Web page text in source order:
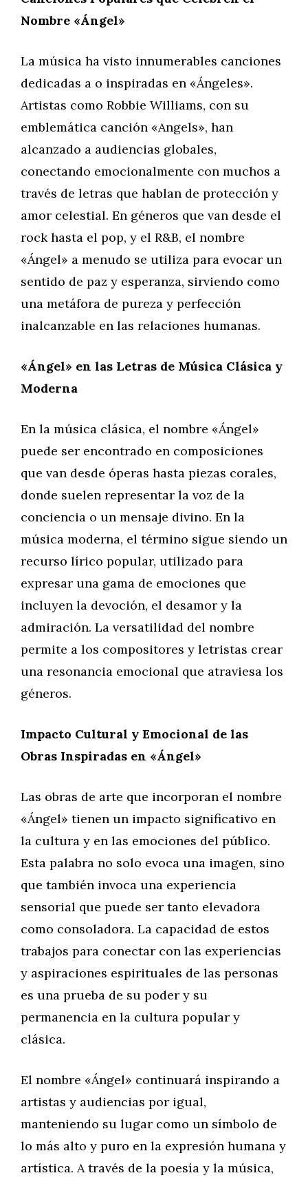
Nombre «Ángel»
La música ha visto innumerables canciones
dedicadas a o inspiradas en «Ángeles».
Artistas como Robbie Williams, con su
emblemática canción «Angels», han
alcanzado a audiencias globales,
conectando emocionalmente con muchos a
través de letras que hablan de protección y
amor celestial. En géneros que van desde el
rock hasta el pop, y el R&B, el nombre
«Ángel» a menudo se utiliza para evocar un
sentido de paz y esperanza, sirviendo como
una metáfora de pureza y perfección
inalcanzable en las relaciones humanas.
«Ángel» en las Letras de Música Clásica y
Moderna
En la música clásica, el nombre «Ángel»
puede ser encontrado en composiciones
que van desde óperas hasta piezas corales,
donde suelen representar la voz de la
conciencia o un mensaje divino. En la
música moderna, el término sigue siendo un
recurso lírico popular, utilizado para
expresar una gama de emociones que
incluyen la devoción, el desamor y la
admiración. La versatilidad del nombre
permite a los compositores y letristas crear
una resonancia emocional que atraviesa los
géneros.
Impacto Cultural y Emocional de las
Obras Inspiradas en «Ángel»
Las obras de arte que incorporan el nombre
«Ángel» tienen un impacto significativo en
la cultura y en las emociones del público.
Esta palabra no solo evoca una imagen, sino
que también invoca una experiencia
sensorial que puede ser tanto elevadora
como consoladora. La capacidad de estos
trabajos para conectar con las experiencias
y aspiraciones espirituales de las personas
es una prueba de su poder y su
permanencia en la cultura popular y
clásica.
El nombre «Ángel» continuará inspirando a
artistas y audiencias por igual,
manteniendo su lugar como un símbolo de
lo más alto y puro en la expresión humana y
artística. A través de la poesía y la música,